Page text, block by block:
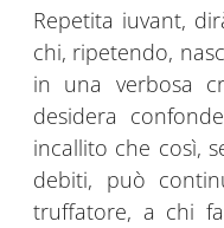
Repetita iuvant,
chi, ripetendo,
in una verbosa
desidera
incallito che così,
debiti, può
truffatore, a chi